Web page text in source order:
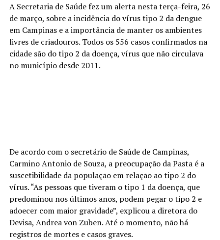
A Secretaria de Saúde fez um alerta nesta terça-feira, 26
de março, sobre a incidência do vírus tipo 2 da dengue
em Campinas e a importância de manter os ambientes
livres de criadouros. Todos os 556 casos confirmados na
cidade são do tipo 2 da doença, vírus que não circulava
no município desde 2011.
De acordo com o secretário de Saúde de Campinas,
Carmino Antonio de Souza, a preocupação da Pasta é a
suscetibilidade da população em relação ao tipo 2 do
vírus. “As pessoas que tiveram o tipo 1 da doença, que
predominou nos últimos anos, podem pegar o tipo 2 e
adoecer com maior gravidade”, explicou a diretora do
Devisa, Andrea von Zuben. Até o momento, não há
registros de mortes e casos graves.